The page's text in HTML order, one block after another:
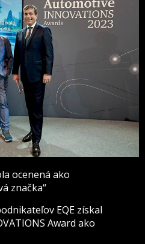
ocenená ako
značka“
EQE získal
Award ako